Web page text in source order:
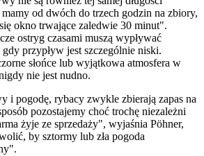
od dwóch do trzech godzin na zbiory,
okno trwające zaledwie 30 minut".
ostryg czasami muszą wypływać
przypływ jest szczególnie niski.
słońce lub wyjątkowa atmosfera w
nie jest nudno.
i pogodę, rybacy zwykle zbierają zapas na
pozostajemy choć trochę niezależni
żyje ze sprzedaży", wyjaśnia Pöhner,
by sztormy lub zła pogoda